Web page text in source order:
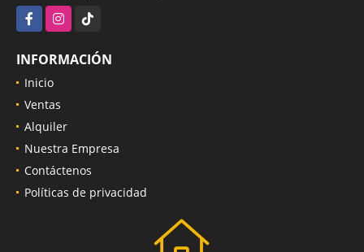
FacebookInstagramTikTok
INFORMACIÓN
Inicio
Ventas
Alquiler
Nuestra Empresa
Contáctenos
Políticas de privacidad